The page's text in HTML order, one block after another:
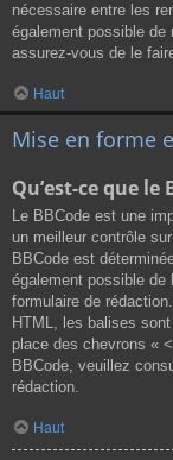
nécessaire entre les
également possible de
assurez-vous de le
Haut
Mise en forme
Qu’est-ce que le
Le BBCode est une
un meilleur contrôle
BBCode est
également possible
formulaire de
HTML, les balises
place des chevrons «
BBCode, veuillez
rédaction.
Haut